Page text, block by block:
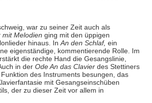
war zu seiner Zeit auch als
Melodien ging mit den üppigen
hinaus. InAn den Schlaf, ein
eigenständige, kommentierende Rolle. Im
die rechte Hand die Gesangslinie,
in der Ode An das Clavierdes Stettiners
des Instruments besungen, das
mit Gesangseinschüben
der zu dieser Zeit vor allem in